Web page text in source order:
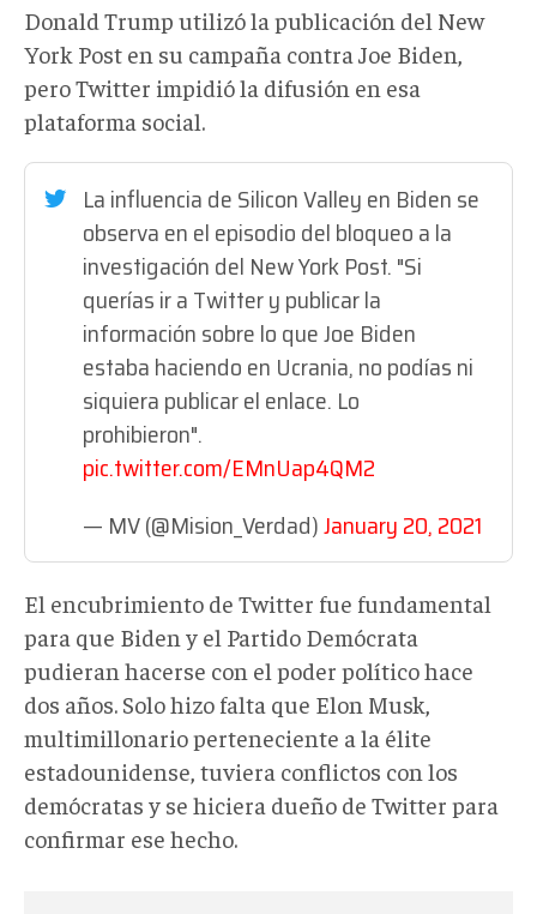
Donald Trump utilizó la publicación del New
York Post en su campaña contra Joe Biden,
pero Twitter impidió la difusión en esa
plataforma social.
La influencia de Silicon Valley en Biden se
observa en el episodio del bloqueo a la
investigación del New York Post. "Si
querías ir a Twitter y publicar la
información sobre lo que Joe Biden
estaba haciendo en Ucrania, no podías ni
siquiera publicar el enlace. Lo
prohibieron".
pic.twitter.com/EMnUap4QM2
— MV (@Mision_Verdad)January 20, 2021
El encubrimiento de Twitter fue fundamental
para que Biden y el Partido Demócrata
pudieran hacerse con el poder político hace
dos años. Solo hizo falta que Elon Musk,
multimillonario perteneciente a la élite
estadounidense, tuviera conflictos con los
demócratas y se hiciera dueño de Twitter para
confirmar ese hecho.